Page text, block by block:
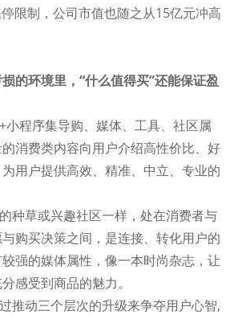
限制，公司市值也随之从15亿元冲高
的环境里，“什么值得买”还能保证盈
小程序集导购、媒体、工具、社区属
消费类内容向用户介绍高性价比、好
用户提供高效、精准、中立、专业的
种草或兴趣社区一样，处在消费者与
购买决策之间，是连接、转化用户的
强的媒体属性，像一本时尚杂志，让
感受到商品的魅力。
推动三个层次的升级来争夺用户心智,